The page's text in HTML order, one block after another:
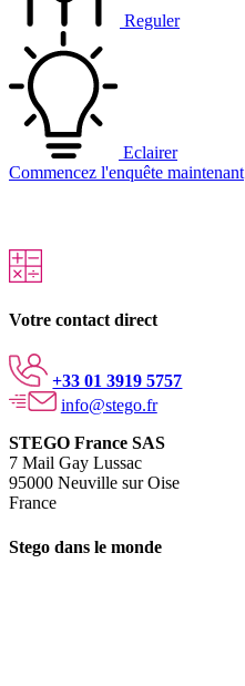
Reguler
Eclairer
Commencez l'enquête maintenant
Votre contact direct
+33 01 3919 5757
info@stego.fr
STEGO France SAS
7 Mail Gay Lussac
95000 Neuville sur Oise
France
Stego dans le monde